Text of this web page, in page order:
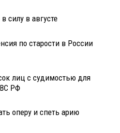
силу в августе
по старости в России
лиц с судимостью для
РФ
оперу и спеть арию